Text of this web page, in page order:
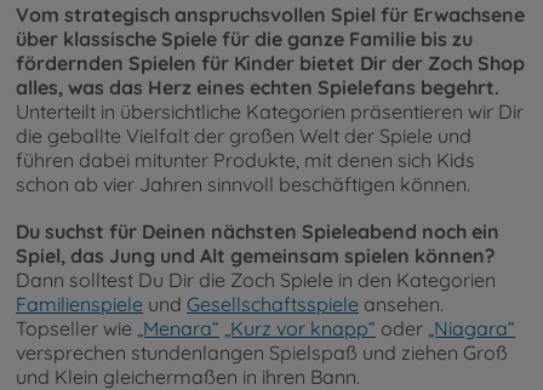
Vom strategisch anspruchsvollen Spiel für Erwachsene
über klassische Spiele für die ganze Familie bis zu
fördernden Spielen für Kinder bietet Dir der Zoch Shop
alles, was das Herz eines echten Spielefans begehrt.
Unterteilt in übersichtliche Kategorien präsentieren wir Dir
die geballte Vielfalt der großen Welt der Spiele und
führen dabei mitunter Produkte, mit denen sich Kids
schon ab vier Jahren sinnvoll beschäftigen können.
Du suchst für Deinen nächsten Spieleabend noch ein
Spiel, das Jung und Alt gemeinsam spielen können?
Dann solltest Du Dir die Zoch Spiele in den Kategorien
Familienspiele und Gesellschaftsspiele ansehen.
Topseller wie „Menara“ „Kurz vor knapp“ oder „Niagara“
versprechen stundenlangen Spielspaß und ziehen Groß
und Klein gleichermaßen in ihren Bann.